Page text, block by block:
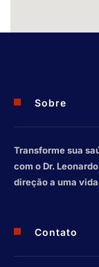
Sobre
Transforme sua
com o Dr.
direção a uma
Contato